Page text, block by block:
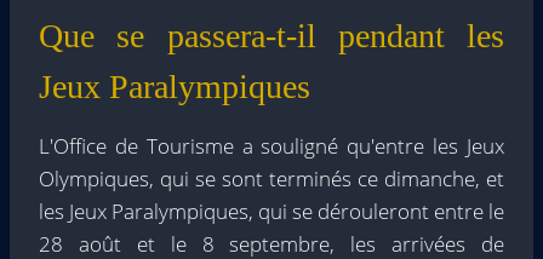
Que se passera-t-il pendant les
Jeux Paralympiques
L'Office de Tourisme a souligné qu'entre les Jeux
Olympiques, qui se sont terminés ce dimanche, et
les Jeux Paralympiques, qui se dérouleront entre le
28 août et le 8 septembre, les arrivées de